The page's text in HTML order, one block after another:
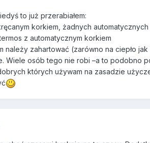
to już przerabiałem:
korkiem, żadnych
z automatycznym korkiem
zahartować (zarówno na ciepło
Wiele osób tego nie robi –a to podobno
których używam na zasadzie